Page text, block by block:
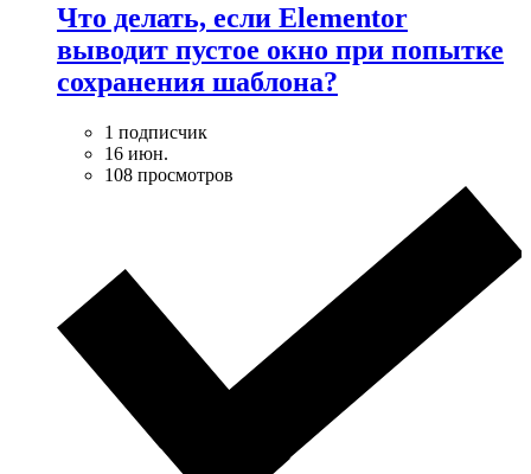
Что делать, если Elementor
выводит пустое окно при попытке
сохранения шаблона?
1 подписчик
16 июн.
108 просмотров